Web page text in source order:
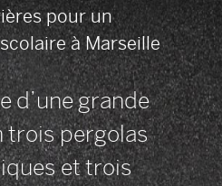
pour un
à Marseille
d’une grande
trois pergolas
et trois